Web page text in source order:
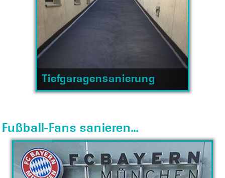
Tiefgaragensanierung
Fußball-Fans sanieren...